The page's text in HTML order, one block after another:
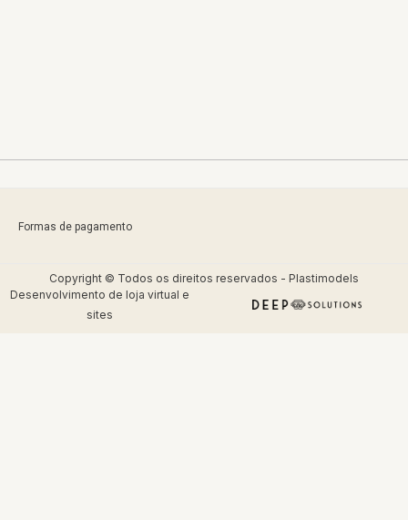
Formas de pagamento
Copyright © Todos os direitos reservados - Plastimodels
Desenvolvimento de loja virtual e
sites